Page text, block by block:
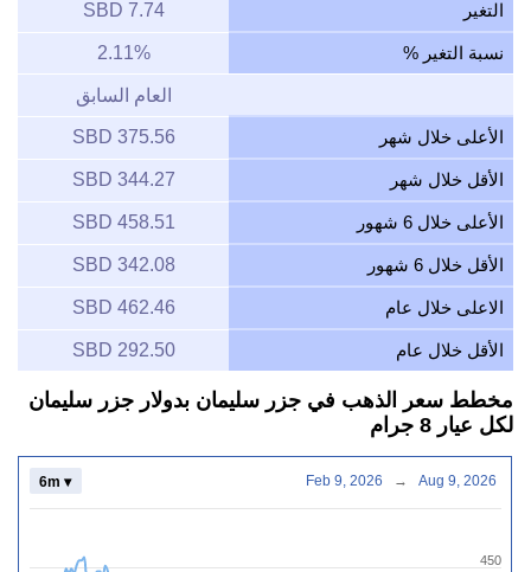
التغير 7.74 SBD
نسبة التغير % 2.11%
العام السابق
الأعلى خلال شهر 375.56 SBD
الأقل خلال شهر 344.27 SBD
الأعلى خلال 6 شهور 458.51 SBD
الأقل خلال 6 شهور 342.08 SBD
الاعلى خلال عام 462.46 SBD
الأقل خلال عام 292.50 SBD
مخطط سعر الذهب في جزر سليمان بدولار جزر سليمان
لكل عيار 8 جرام
450
6m ▾ Feb 9, 2026 → Aug 9, 2026